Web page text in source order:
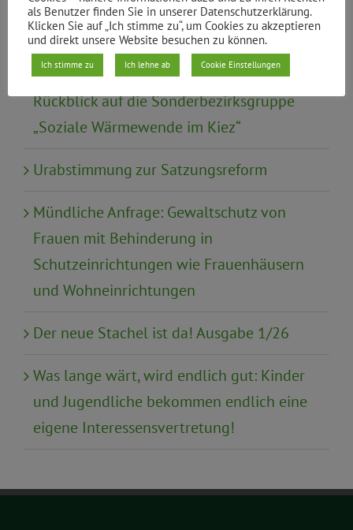
Klimaneutral und bezahlbar heizen:
Rückblick auf die Sonderbezirksgruppe
„Soziale Wärmewende im Kiez“
Urabstimmung zur Satzungsreform
Mündliche Anfrage: Gewaltschutz von
Frauen mit Behinderung in
Schutzeinrichtungen wie Frauenhäusern
und Wohneinrichtungen
Der neue Stachel ist da! Ausgabe 1/26
Was lange wärt, wird endlich gut: Kinder
und Jugendliche bekommen endlich eine
eigene Interessensvertretung!
als Benutzer finden Sie in unserer Datenschutzerklärung.
Klicken Sie auf „Ich stimme zu“, um Cookies zu akzeptieren
und direkt unsere Website besuchen zu können.
Ich stimme zu Ich lehne ab Cookie Einstellungen